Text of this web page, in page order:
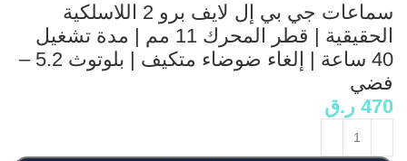
سماعات جي بي إل لايف برو 2 اللاسلكية
الحقيقية | قطر المحرك 11 مم | مدة تشغيل
40 ساعة | إلغاء ضوضاء متكيف | بلوتوث 5.2 –
فضي
470 ر.ق